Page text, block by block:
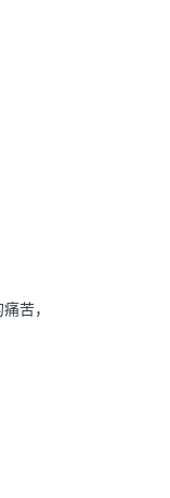
苦，